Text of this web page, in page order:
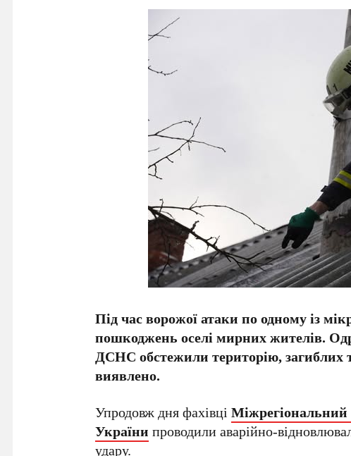
Під час ворожої атаки по одному із
пошкоджень оселі мирних жителів.
ДСНС обстежили територію, загиблих
виявлено.
Упродовж дня фахівці
України проводили аварійно-
удару.